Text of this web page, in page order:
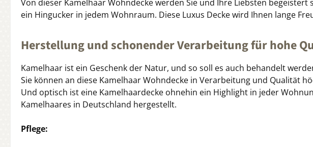
Von dieser Kamelhaar Wohndecke werden Sie und Ihre Liebsten
ein Hingucker in jedem Wohnraum. Diese Luxus Decke wird Ihnen lange
Herstellung und schonender Verarbeitung für hohe
Kamelhaar ist ein Geschenk der Natur, und so soll es auch behandelt
Sie können an diese Kamelhaar Wohndecke in Verarbeitung und Qualität
Und optisch ist eine Kamelhaardecke ohnehin ein Highlight in jeder
Kamelhaares in Deutschland hergestellt.
Pflege: